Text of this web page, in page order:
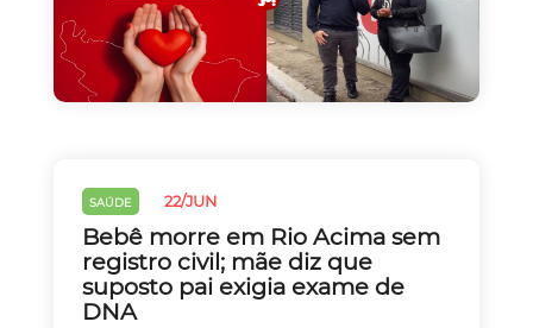
SAÚDE 22/JUN
Bebê morre em Rio Acima sem
registro civil; mãe diz que
suposto pai exigia exame de
DNA